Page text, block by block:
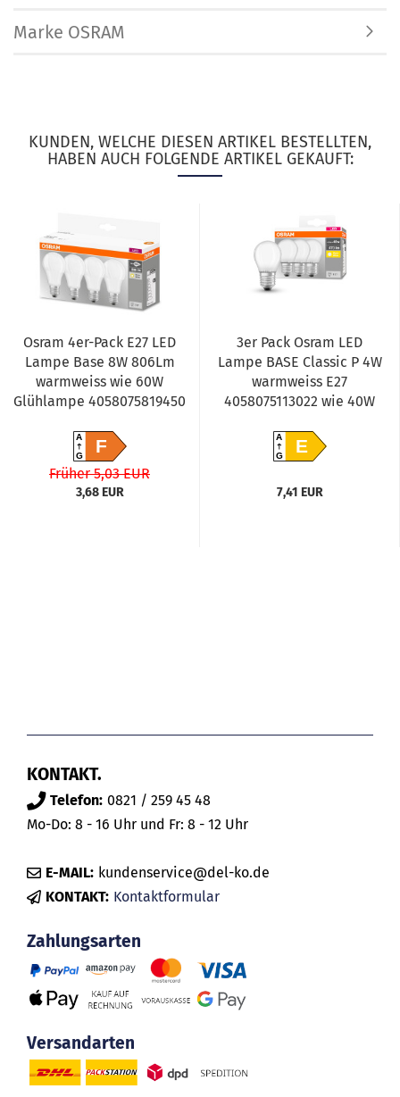
Marke OSRAM
KUNDEN, WELCHE DIESEN ARTIKEL BESTELLTEN,
HABEN AUCH FOLGENDE ARTIKEL GEKAUFT:
Osram 4er-Pack E27 LED
Lampe Base 8W 806Lm
warmweiss wie 60W
Glühlampe 4058075819450
A
GF
Früher 5,03 EUR
3,68 EUR
3er Pack Osram LED
Lampe BASE Classic P 4W
warmweiss E27
4058075113022 wie 40W
A
GE
7,41 EUR
KONTAKT.
Telefon: 0821 / 259 45 48
Mo-Do: 8 - 16 Uhr und Fr: 8 - 12 Uhr
E-MAIL: kundenservice@del-ko.de
KONTAKT: Kontaktformular
Zahlungsarten
Versandarten